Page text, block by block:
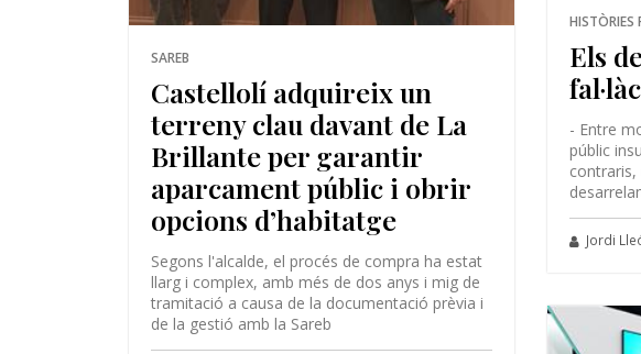
SAREB
Castellolí adquireix un
terreny clau davant de La
Brillante per garantir
aparcament públic i obrir
opcions d’habitatge
Segons l'alcalde, el procés de compra ha estat
llarg i complex, amb més de dos anys i mig de
tramitació a causa de la documentació prèvia i
de la gestió amb la Sareb
HISTÒRIES
Els
- Entre
públic
contraris,
Jordi